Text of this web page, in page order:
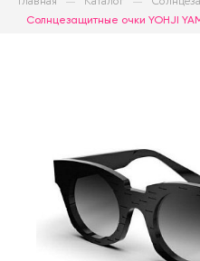
Солнцезащитные очки YOHJI